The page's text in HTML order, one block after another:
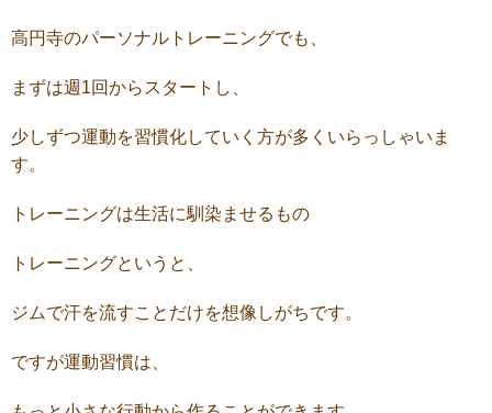
高円寺のパーソナルトレーニングでも、
まずは週1回からスタートし、
少しずつ運動を習慣化していく方が多くいらっしゃいま
す。
トレーニングは生活に馴染ませるもの
トレーニングというと、
ジムで汗を流すことだけを想像しがちです。
ですが運動習慣は、